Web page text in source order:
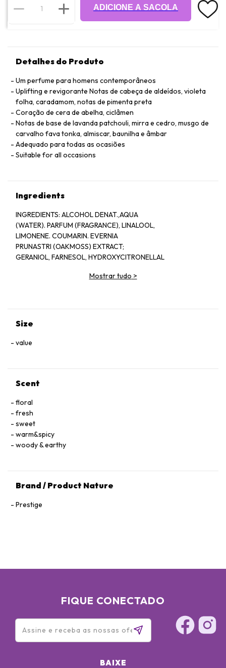
ADICIONE A SACOLA
Detalhes do Produto
Um perfume para homens contemporâneos
Uplifting e revigorante Notas de cabeça de aldeídos, violeta
folha, caradamom, notas de pimenta preta
Coração de cera de abelha, ciclâmen
Notas de base de lavanda patchouli, mirra e cedro, musgo de
carvalho fava tonka, almiscar, baunilha e âmbar
Adequado para todas as ocasiões
Suitable for all occasions
Ingredients
INGREDlENTS: ALCOHOL DENAT.,AQUA
(WATER). PARFUM (FRAGRANCE), LINALOOL,
LIMONENE. COUMARIN. EVERNIA
PRUNASTRI (OAKMOSS) EXTRACT;
GERANIOL, FARNESOL, HYDROXYCITRONELLAL
BENZYL BENZOATE, CITRONELLOL.
Mostrar tudo >
Size
value
Scent
floral
fresh
sweet
warm&spicy
woody & earthy
Brand / Product Nature
Prestige
FIQUE CONECTADO
BAIXE